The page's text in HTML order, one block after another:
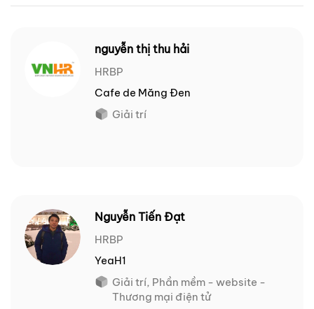
nguyễn thị thu hải
HRBP
Cafe de Măng Đen
Giải trí
Nguyễn Tiến Đạt
HRBP
YeaH1
Giải trí, Phần mềm - website -
Thương mại điện tử